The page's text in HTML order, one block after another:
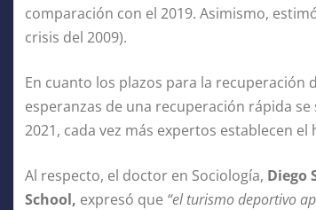
comparación con el 2019. Asimismo,
crisis del 2009).
En cuanto los plazos para la recuperación
esperanzas de una recuperación rápida
2021, cada vez más expertos establecen
Al respecto, el doctor en Sociología, Diego
School, expresó que “el turismo deportivo